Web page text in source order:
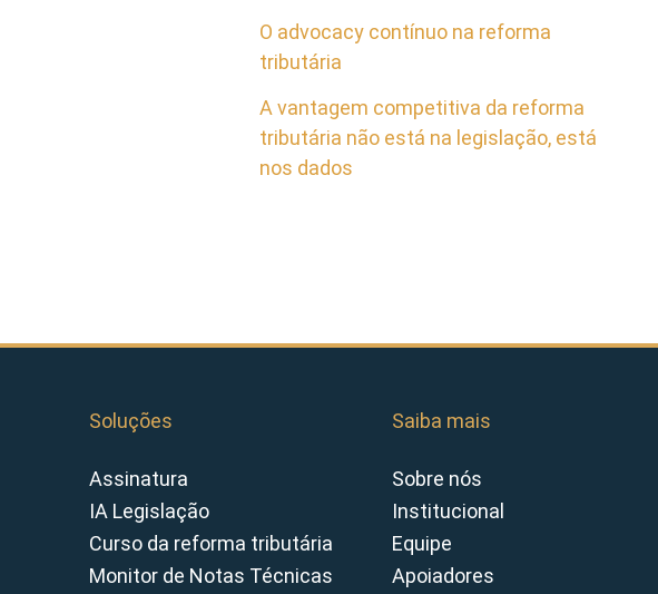
O advocacy contínuo na reforma
tributária
A vantagem competitiva da reforma
tributária não está na legislação, está
nos dados
Soluções
Assinatura
IA Legislação
Curso da reforma tributária
Monitor de Notas Técnicas
Saiba mais
Sobre nós
Institucional
Equipe
Apoiadores